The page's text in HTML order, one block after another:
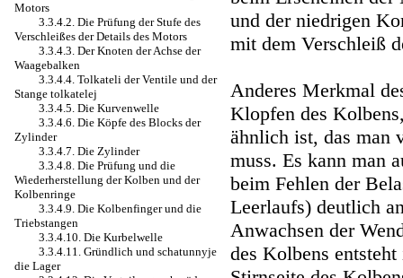
Motors
3.3.4.2. Die Prüfung der Stufe des
Verschleißes der Details des Motors
3.3.4.3. Der Knoten der Achse der
Waagebalken
3.3.4.4. Tolkateli der Ventile und der
Stange tolkatelej
3.3.4.5. Die Kurvenwelle
3.3.4.6. Die Köpfe des Blocks der
Zylinder
3.3.4.7. Die Zylinder
3.3.4.8. Die Prüfung und die
Wiederherstellung der Kolben und der
Kolbenringe
3.3.4.9. Die Kolbenfinger und die
Triebstangen
3.3.4.10. Die Kurbelwelle
3.3.4.11. Gründlich und schatunnyje
die Lager
und der niedrigen
mit dem Verschleiß
Anderes Merkmal
Klopfen des
ähnlich ist, das man
muss. Es kann man
beim Fehlen der
Leerlaufs) deutlich
Anwachsen der
des Kolbens